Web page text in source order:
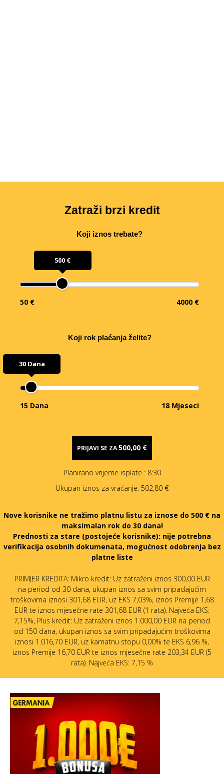
Zatraži brzi kredit
Koji iznos trebate?
500 €
50 € 4000 €
Koji rok plaćanja želite?
30 Dana
15 Dana 18 Mjeseci
PRIJAVI SE ZA500,00 €
Planirano vrijeme isplate : 8:30
Ukupan iznos za vraćanje: 502,80 €
Nove korisnike ne tražimo platnu listu za iznose do 500 € na
maksimalan rok do 30 dana!
Prednosti za stare (postojeće korisnike): nije potrebna
verifikacija osobnih dokumenata, mogućnost odobrenja bez
platne liste
PRIMJER KREDITA: Mikro kredit: Uz zatraženi iznos 300,00 EUR
na period od 30 dana, ukupan iznos sa svim pripadajućim
troškovima iznosi 301,68 EUR, uz EKS 7,03%, iznos Premije 1,68
EUR te iznos mjesečne rate 301,68 EUR (1 rata). Najveća EKS:
7,15%, Plus kredit: Uz zatraženi iznos 1.000,00 EUR na period
od 150 dana, ukupan iznos sa svim pripadajućim troškovima
iznosi 1.016,70 EUR, uz kamatnu stopu 0,00% te EKS 6,96 %,
iznos Premije 16,70 EUR te iznos mjesečne rate 203,34 EUR (5
rata). Najveća EKS: 7,15 %